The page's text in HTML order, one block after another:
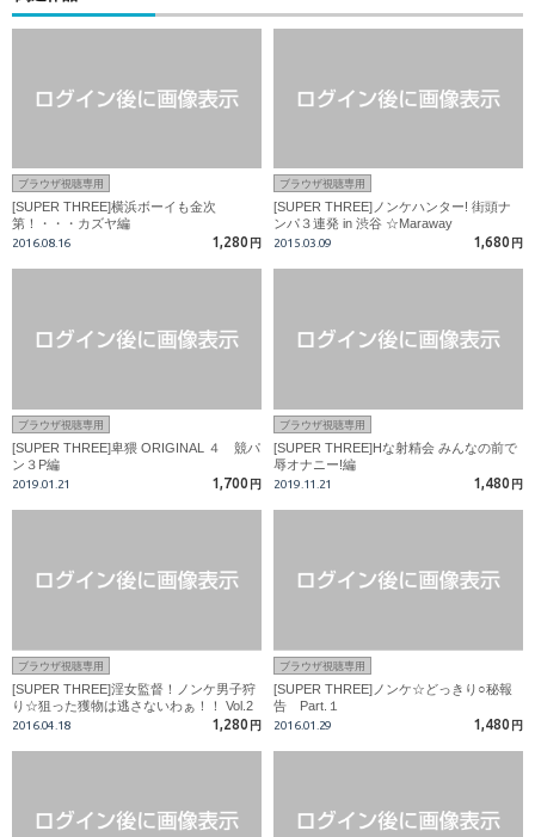
ブラウザ視聴専用
[SUPER THREE]横浜ボーイも金次
第！・・・カズヤ編
2016.08.16 1,280 円
ブラウザ視聴専用
[SUPER THREE]ノンケハンター! 街頭ナ
ンパ３連発 in 渋谷 ☆Maraway
2015.03.09 1,680 円
ブラウザ視聴専用
[SUPER THREE]卑猥 ORIGINAL ４ 競パ
ン３P編
2019.01.21 1,700 円
ブラウザ視聴専用
[SUPER THREE]Hな射精会 みんなの前で
辱オナニー!編
2019.11.21 1,480 円
ブラウザ視聴専用
[SUPER THREE]淫女監督！ノンケ男子狩
り☆狙った獲物は逃さないわぁ！！ Vol.2
・・SCENE 6
2016.04.18 1,280 円
ブラウザ視聴専用
[SUPER THREE]ノンケ☆どっきり○秘報
告 Part.１
2016.01.29 1,480 円